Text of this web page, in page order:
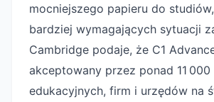
mocniejszego papieru do
bardziej wymagających sytuacji
Cambridge podaje, że C1
akceptowany przez ponad 11
edukacyjnych, firm i urzędów na